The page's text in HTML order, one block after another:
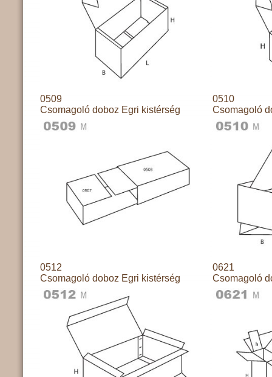
0509
Csomagoló doboz Egri kistérség
0510
Csomagoló
0512
Csomagoló doboz Egri kistérség
0621
Csomagoló